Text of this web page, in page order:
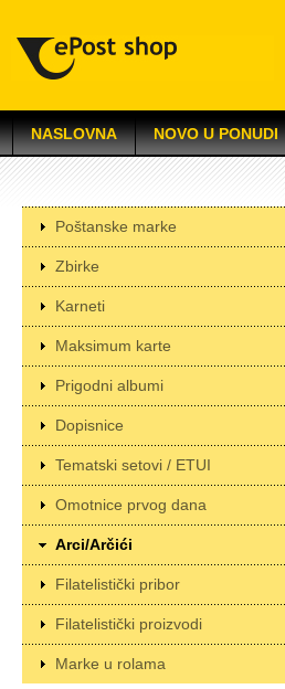
NASLOVNA NOVO U PONUDI
Poštanske marke
Zbirke
Karneti
Maksimum karte
Prigodni albumi
Dopisnice
Tematski setovi / ETUI
Omotnice prvog dana
Arci/Arčići
Filatelistički pribor
Filatelistički proizvodi
Marke u rolama